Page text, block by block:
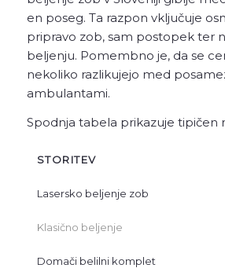
en poseg. Ta razpon vključuje
pripravo zob, sam postopek ter
beljenju. Pomembno je, da se
nekoliko razlikujejo med
ambulantami.
Spodnja tabela prikazuje tipičen
STORITEV
Lasersko beljenje zob
Klasično beljenje
Domači belilni komplet